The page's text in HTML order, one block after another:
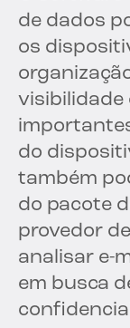
de dados
os
visibilidade
do
também
do pacote
provedor
analisar e-
em busca